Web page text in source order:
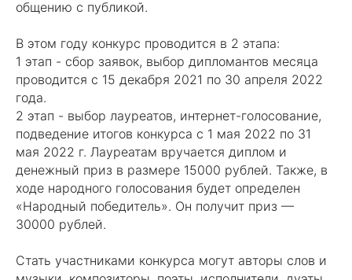
общению с публикой.
В этом году конкурс проводится в 2 этапа:
1 этап - сбор заявок, выбор дипломантов месяца
проводится с 15 декабря 2021 по 30 апреля 2022
года.
2 этап - выбор лауреатов, интернет-голосование,
подведение итогов конкурса с 1 мая 2022 по 31
мая 2022 г. Лауреатам вручается диплом и
денежный приз в размере 15000 рублей. Также, в
ходе народного голосования будет определен
«Народный победитель». Он получит приз —
30000 рублей.
Стать участниками конкурса могут авторы слов и